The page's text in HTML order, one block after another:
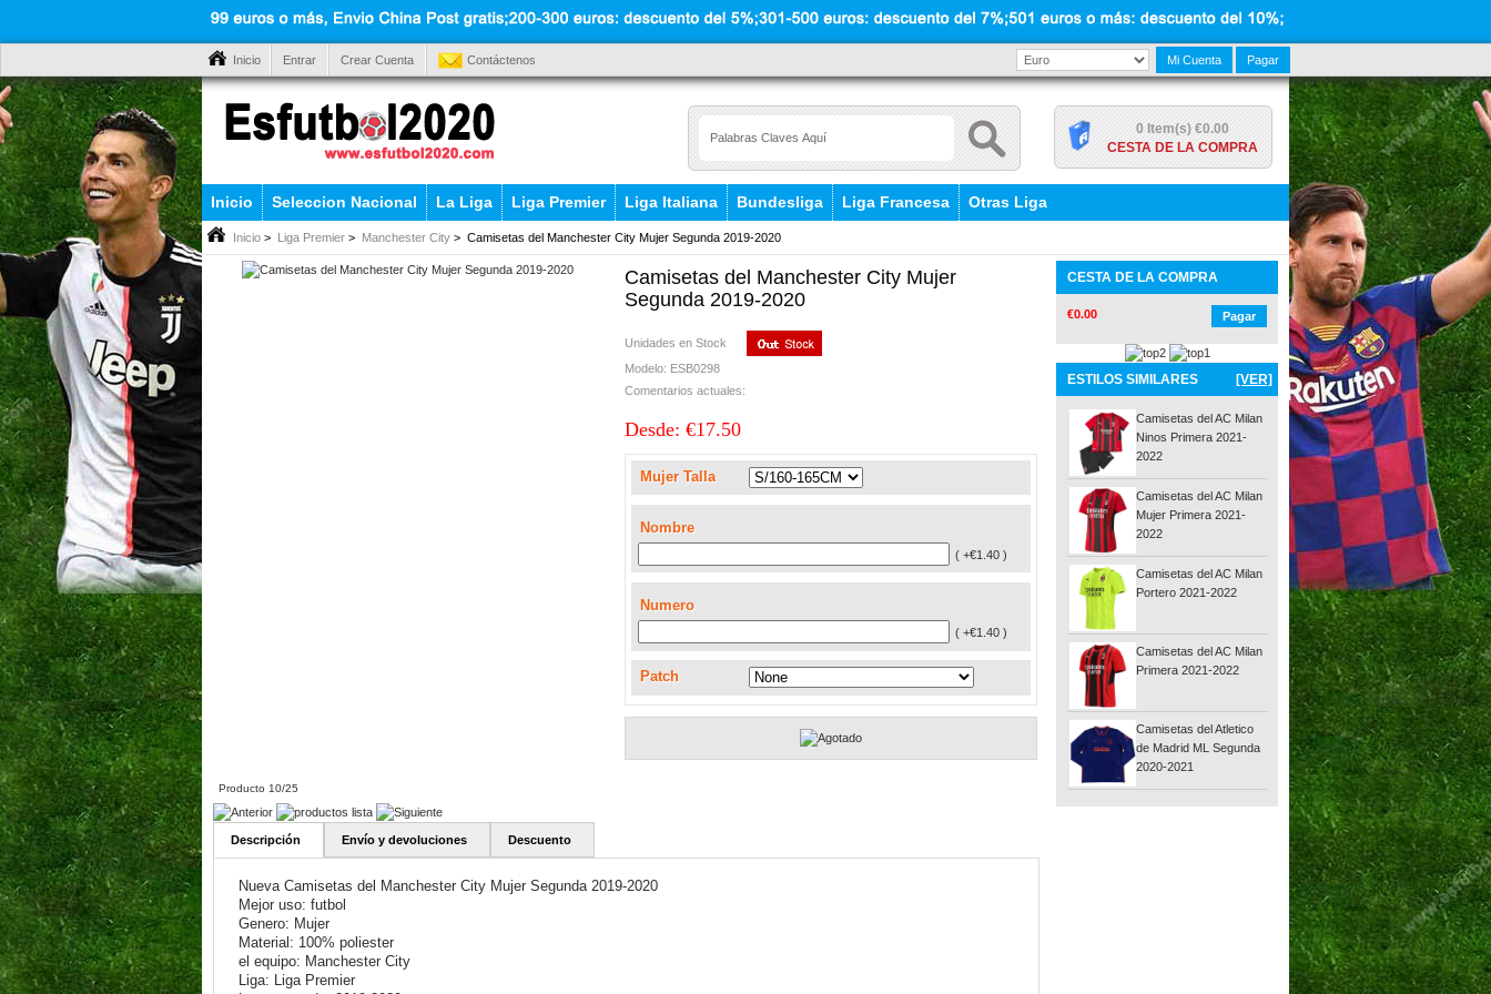
Inicio Entrar Crear Cuenta Contáctenos Pagar
Mi Cuenta
0 Item(s) €0.00
CESTA DE LA COMPRA
Inicio Seleccion Nacional La Liga Liga Premier Liga Italiana Bundesliga Liga Francesa Otras Liga
Inicio > Liga Premier > Manchester City > Camisetas del Manchester City Mujer Segunda 2019-2020
Camisetas del Manchester City Mujer
Segunda 2019-2020
Unidades en Stock
Modelo: ESB0298
Comentarios actuales:
Desde: €17.50
Mujer Talla
Nombre
( +€1.40 )
Numero
( +€1.40 )
Patch
Producto 10/25
Descripción Envío y devoluciones Descuento
Nueva Camisetas del Manchester City Mujer Segunda 2019-2020
Mejor uso: futbol
Genero: Mujer
Material: 100% poliester
el equipo: Manchester City
Liga: Liga Premier
CESTA DE LA COMPRA
€0.00 Pagar
ESTILOS SIMILARES [VER]
Camisetas del AC Milan
Ninos Primera 2021-
2022
Camisetas del AC Milan
Mujer Primera 2021-
2022
Camisetas del AC Milan
Portero 2021-2022
Camisetas del AC Milan
Primera 2021-2022
Camisetas del Atletico
de Madrid ML Segunda
2020-2021